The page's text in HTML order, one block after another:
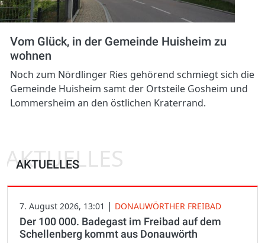
Vom Glück, in der Gemeinde Huisheim zu
wohnen
Noch zum Nördlinger Ries gehörend schmiegt sich die
Gemeinde Huisheim samt der Ortsteile Gosheim und
Lommersheim an den östlichen Kraterrand.
AKTUELLES
AKTUELLES
7. August 2026, 13:01 | DONAUWÖRTHER FREIBAD
Der 100 000. Badegast im Freibad auf dem
Schellenberg kommt aus Donauwörth